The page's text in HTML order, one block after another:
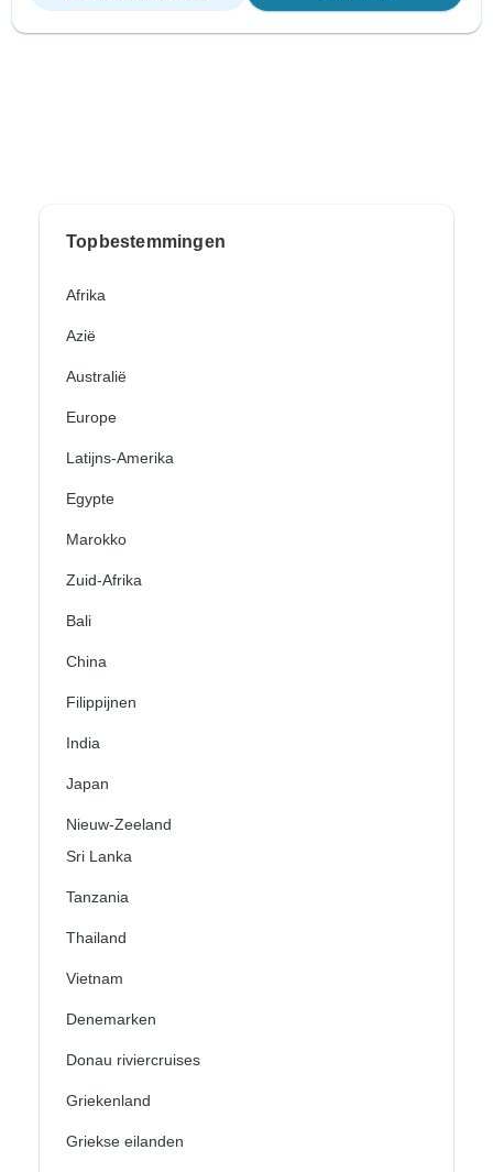
Topbestemmingen
Afrika
Azië
Australië
Europe
Latijns-Amerika
Egypte
Marokko
Zuid-Afrika
Bali
China
Filippijnen
India
Japan
Nieuw-Zeeland
Sri Lanka
Tanzania
Thailand
Vietnam
Denemarken
Donau riviercruises
Griekenland
Griekse eilanden